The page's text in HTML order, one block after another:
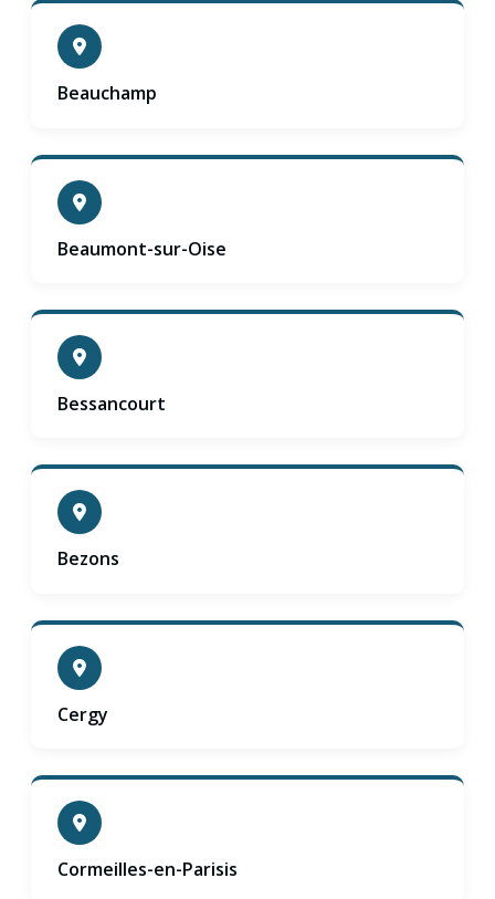
Beauchamp
Beaumont-sur-Oise
Bessancourt
Bezons
Cergy
Cormeilles-en-Parisis